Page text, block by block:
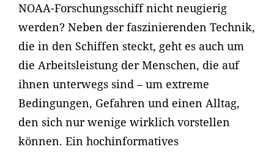
NOAA-Forschungsschiff nicht neugierig
werden? Neben der faszinierenden Technik,
die in den Schiffen steckt, geht es auch um
die Arbeitsleistung der Menschen, die auf
ihnen unterwegs sind – um extreme
Bedingungen, Gefahren und einen Alltag,
den sich nur wenige wirklich vorstellen
können. Ein hochinformatives